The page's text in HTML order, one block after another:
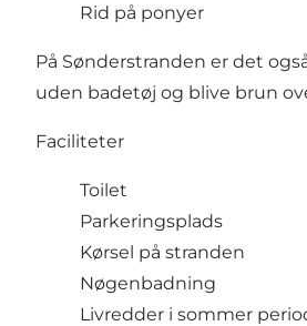
Rid på ponyer
På Sønderstranden er det
uden badetøj og blive brun
Faciliteter
Toilet
Parkeringsplads
Kørsel på stranden
Nøgenbadning
Livredder i sommer